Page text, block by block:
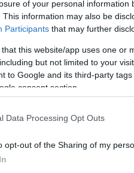
of your personal information
This information may also be
Participants that may further
that this website/app uses one or
but not limited to your
to Google and its third-party
consent section.
Data Processing Opt Outs
opt-out of the Sharing of my
un viaggio a
straordinaria città
e la sua cucina
che attira artisti da
di divertimento ti